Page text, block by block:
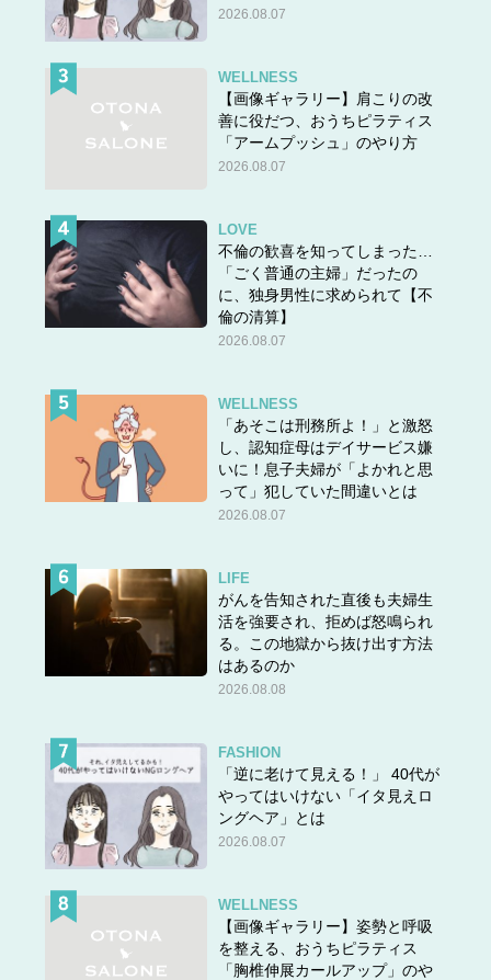
2026.08.07
WELLNESS
【画像ギャラリー】肩こりの改
善に役だつ、おうちピラティス
「アームプッシュ」のやり方
2026.08.07
LOVE
不倫の歓喜を知ってしまった…
「ごく普通の主婦」だったの
に、独身男性に求められて【不
倫の清算】
2026.08.07
WELLNESS
「あそこは刑務所よ！」と激怒
し、認知症母はデイサービス嫌
いに！息子夫婦が「よかれと思
って」犯していた間違いとは
2026.08.07
LIFE
がんを告知された直後も夫婦生
活を強要され、拒めば怒鳴られ
る。この地獄から抜け出す方法
はあるのか
2026.08.08
FASHION
「逆に老けて見える！」 40代が
やってはいけない「イタ見えロ
ングヘア」とは
2026.08.07
WELLNESS
【画像ギャラリー】姿勢と呼吸
を整える、おうちピラティス
「胸椎伸展カールアップ」のや